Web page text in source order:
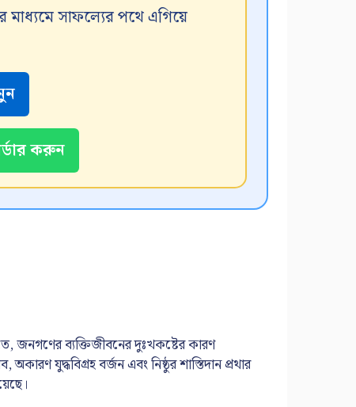
মাধ্যমে সাফল্যের পথে এগিয়ে
করুন
জনগণের ব্যক্তিজীবনের দুঃখকষ্টের কারণ
যুদ্ধবিগ্রহ বর্জন এবং নিষ্ঠুর শাস্তিদান প্রথার